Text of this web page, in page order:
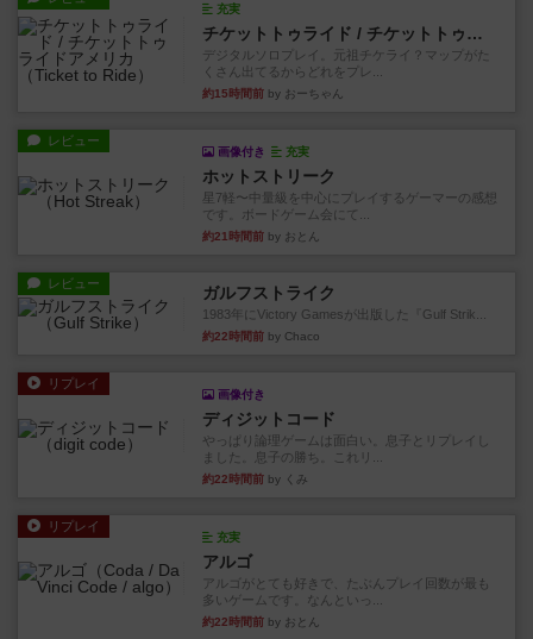
充実
チケットトゥライド / チケットトゥライドアメリカ
デジタルソロプレイ。元祖チケライ？マップがた
くさん出てるからどれをプレ...
約15時間前 by おーちゃん
レビュー
画像付き 充実
ホットストリーク
星7軽〜中量級を中心にプレイするゲーマーの感想
です。ボードゲーム会にて...
約21時間前 by おとん
レビュー ガルフストライク
1983年にVictory Gamesが出版した『Gulf Strik...
約22時間前 by Chaco
リプレイ
画像付き
ディジットコード
やっぱり論理ゲームは面白い。息子とリプレイし
ました。息子の勝ち。これリ...
約22時間前 by くみ
リプレイ
充実
アルゴ
アルゴがとても好きで、たぶんプレイ回数が最も
多いゲームです。なんといっ...
約22時間前 by おとん